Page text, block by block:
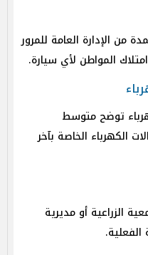
الإدارة العامة للمرور
المواطن لأي سيارة.
توضح متوسط
الكهرباء الخاصة بآخر
الزراعية أو مديرية
الفعلية.